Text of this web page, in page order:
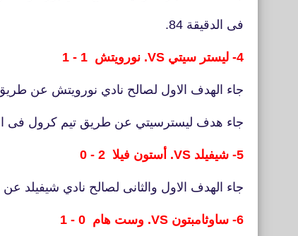
فى الدقيقة 84.
4- ليستر سيتي VS. نورويتش 1 - 1
جاء الهدف الاول لصالح نادي نورويتش عن طريق
جاء هدف ليسترسيتي عن طريق تيم كرول فى الدقيقة 38 بالخطاء
5- شيفيلد VS. أستون فيلا 2 - 0
جاء الهدف الاول والثانى لصالح نادي شيفيلد عن
6- ساوثامبتون VS. وست هام 0 - 1